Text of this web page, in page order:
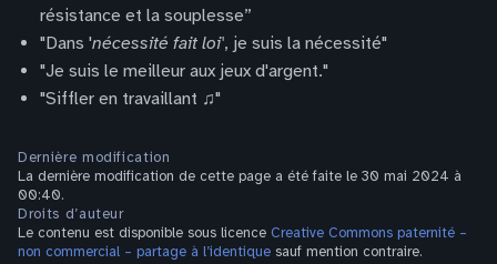
résistance et la souplesse”
"Dans 'nécessité fait loi', je suis la nécessité"
"Je suis le meilleur aux jeux d'argent."
"Siffler en travaillant ♫"
Dernière modification
La dernière modification de cette page a été faite le 30 mai 2024 à
00:40.
Droits d’auteur
Le contenu est disponible sous licence Creative Commons paternité –
non commercial – partage à l’identique sauf mention contraire.